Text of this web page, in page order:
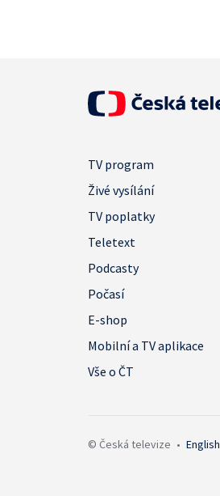
TV program
Živé vysílání
TV poplatky
Teletext
Podcasty
Počasí
E-shop
Mobilní a TV aplikace
Vše o ČT
© Česká televize • English